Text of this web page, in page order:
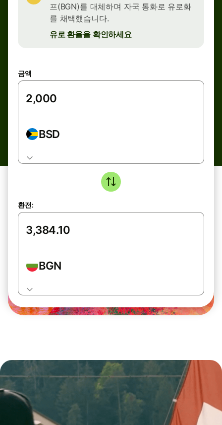
프(BGN)를 대체하며 자국 통화로 유로화
를 채택했습니다.
유로 환율을 확인하세요
금액
BSD
환전:
BGN